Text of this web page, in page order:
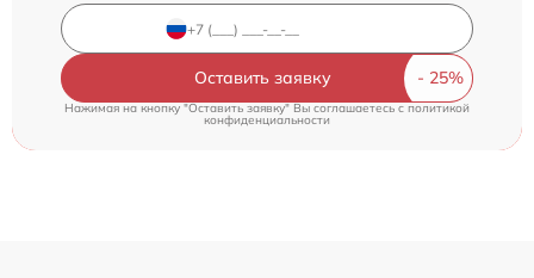
Оставить заявку
Нажимая на кнопку "Оставить заявку" Вы соглашаетесь c политикой
конфиденциальности